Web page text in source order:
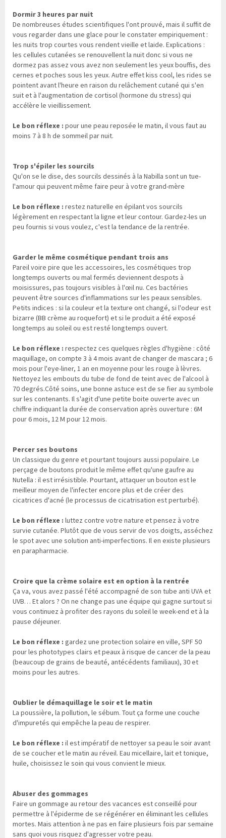
Dormir 3 heures par nuit
De nombreuses études scientifiques l'ont prouvé, mais il suffit de
vous regarder dans une glace pour le constater empiriquement :
les nuits trop courtes vous rendent vieille et laide. Explications :
les cellules cutanées se renouvellent la nuit donc si vous ne
dormez pas assez vous avez non seulement les yeux bouffis, des
cernes et poches sous les yeux. Autre effet kiss cool, les rides se
pointent avant l'heure en raison du relâchement cutané qui s'en
suit et à l'augmentation de cortisol (hormone du stress) qui
accélère le vieillissement.
Le bon réflexe : pour une peau reposée le matin, il vous faut au
moins 7 à 8 h de sommeil par nuit.
Trop s'épiler les sourcils
Qu'on se le dise, des sourcils dessinés à la Nabilla sont un tue-
l'amour qui peuvent même faire peur à votre grand-mère
Le bon réflexe : restez naturelle en épilant vos sourcils
légèrement en respectant la ligne et leur contour. Gardez-les un
peu fournis si vous voulez, c'est la tendance de la rentrée.
Garder le même cosmétique pendant trois ans
Pareil voire pire que les accessoires, les cosmétiques trop
longtemps ouverts ou mal fermés deviennent despots à
moisissures, pas toujours visibles à l'œil nu. Ces bactéries
peuvent être sources d'inflammations sur les peaux sensibles.
Petits indices : si la couleur et la texture ont changé, si l'odeur est
bizarre (BB crème au roquefort) et si le produit a été exposé
longtemps au soleil ou est resté longtemps ouvert.
Le bon réflexe : respectez ces quelques règles d'hygiène : côté
maquillage, on compte 3 à 4 mois avant de changer de mascara ; 6
mois pour l'eye-liner, 1 an en moyenne pour les rouge à lèvres.
Nettoyez les embouts du tube de fond de teint avec de l'alcool à
70 degrés.Côté soins, une bonne astuce est de se fier au symbole
sur les contenants. Il s'agit d'une petite boite ouverte avec un
chiffre indiquant la durée de conservation après ouverture : 6M
pour 6 mois, 12 M pour 12 mois.
Percer ses boutons
Un classique du genre et pourtant toujours aussi populaire. Le
perçage de boutons produit le même effet qu'une gaufre au
Nutella : il est irrésistible. Pourtant, attaquer un bouton est le
meilleur moyen de l'infecter encore plus et de créer des
cicatrices d'acné (le processus de cicatrisation est perturbé).
Le bon réflexe : luttez contre votre nature et pensez à votre
survie cutanée. Plutôt que de vous servir de vos doigts, asséchez
le spot avec une solution anti-imperfections. Il en existe plusieurs
en parapharmacie.
Croire que la crème solaire est en option à la rentrée
Ça va, vous avez passé l'été accompagné de son tube anti UVA et
UVB… Et alors ? On ne change pas une équipe qui gagne surtout si
vous continuez à profiter des rayons du soleil le week-end et à la
pause déjeuner.
Le bon réflexe : gardez une protection solaire en ville, SPF 50
pour les phototypes clairs et peaux à risque de cancer de la peau
(beaucoup de grains de beauté, antécédents familiaux), 30 et
moins pour les autres.
Oublier le démaquillage le soir et le matin
La poussière, la pollution, le sébum. Tout ça forme une couche
d'impuretés qui empêche la peau de respirer.
Le bon réflexe : il est impératif de nettoyer sa peau le soir avant
de se coucher et le matin au réveil. Eau micellaire, lait et tonique,
huile, choisissez le soin qui vous convient le mieux.
Abuser des gommages
Faire un gommage au retour des vacances est conseillé pour
permettre à l'épiderme de se régénérer en éliminant les cellules
mortes. Mais attention à ne pas en faire plusieurs fois par semaine
sans quoi vous risquez d'agresser votre peau.